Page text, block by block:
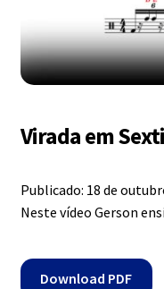
Dúvidas
Mapa do site
Virada em
Publicado: 18 de
Neste vídeo Gerson
Download PDF